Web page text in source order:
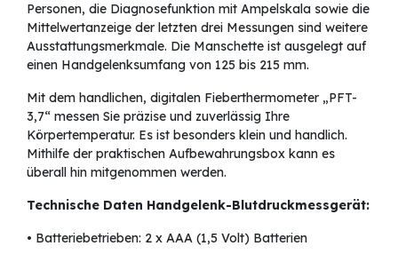
Personen, die Diagnosefunktion mit Ampelskala sowie die
Mittelwertanzeige der letzten drei Messungen sind weitere
Ausstattungsmerkmale. Die Manschette ist ausgelegt auf
einen Handgelenksumfang von 125 bis 215 mm.
Mit dem handlichen, digitalen Fieberthermometer „PFT-
3,7“ messen Sie präzise und zuverlässig Ihre
Körpertemperatur. Es ist besonders klein und handlich.
Mithilfe der praktischen Aufbewahrungsbox kann es
überall hin mitgenommen werden.
Technische Daten Handgelenk-Blutdruckmessgerät:
• Batteriebetrieben: 2 x AAA (1,5 Volt) Batterien